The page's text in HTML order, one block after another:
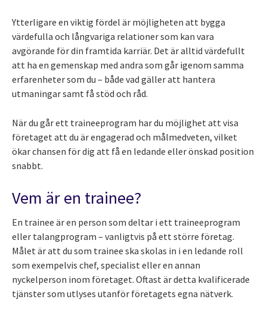
Ytterligare en viktig fördel är möjligheten att bygga
värdefulla och långvariga relationer som kan vara
avgörande för din framtida karriär. Det är alltid värdefullt
att ha en gemenskap med andra som går igenom samma
erfarenheter som du – både vad gäller att hantera
utmaningar samt få stöd och råd.
När du går ett traineeprogram har du möjlighet att visa
företaget att du är engagerad och målmedveten, vilket
ökar chansen för dig att få en ledande eller önskad position
snabbt.
Vem är en trainee?
En trainee är en person som deltar i ett traineeprogram
eller talangprogram – vanligtvis på ett större företag.
Målet är att du som trainee ska skolas in i en ledande roll
som exempelvis chef, specialist eller en annan
nyckelperson inom företaget. Oftast är detta kvalificerade
tjänster som utlyses utanför företagets egna nätverk.